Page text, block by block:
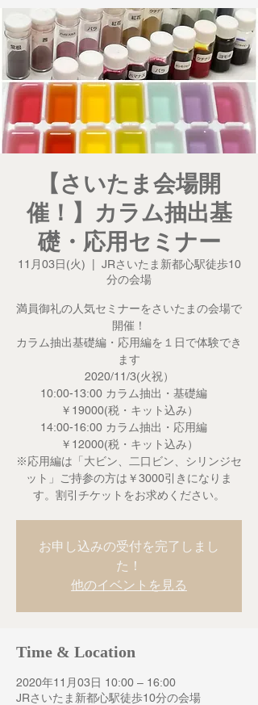
【さいたま会場開
催！】カラム抽出基
礎・応用セミナー
11月03日(火)
JRさいたま新都心駅徒歩10
分の会場
満員御礼の人気セミナーをさいたまの会場で
開催！
カラム抽出基礎編・応用編を１日で体験でき
ます
2020/11/3(火祝）
10:00-13:00 カラム抽出・基礎編
￥19000(税・キット込み）
14:00-16:00 カラム抽出・応用編
￥12000(税・キット込み）
※応用編は「大ビン、二口ビン、シリンジセ
ット」ご持参の方は￥3000引きになりま
す。割引チケットをお求めください。
お申し込みの受付を完了しまし
た！
他のイベントを見る
Time & Location
2020年11月03日 10:00 – 16:00
JRさいたま新都心駅徒歩10分の会場